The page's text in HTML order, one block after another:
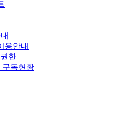
용안내
한
구독현황